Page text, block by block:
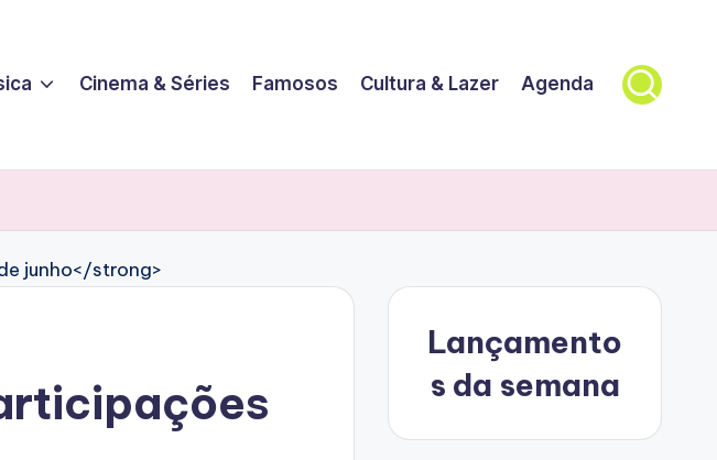
Cinema & Séries Famosos Cultura & Lazer Agenda
Lançamento
s da semana